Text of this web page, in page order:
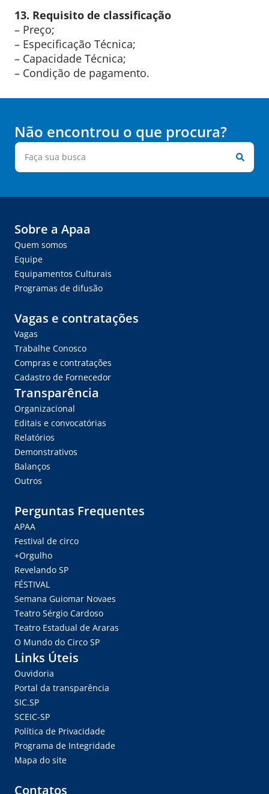
13. Requisito de classificação
– Preço;
– Especificação Técnica;
– Capacidade Técnica;
– Condição de pagamento.
Não encontrou o que procura?
Sobre a Apaa
Quem somos
Equipe
Equipamentos Culturais
Programas de difusão
Vagas e contratações
Vagas
Trabalhe Conosco
Compras e contratações
Cadastro de Fornecedor
Transparência
Organizacional
Editais e convocatórias
Relatórios
Demonstrativos
Balanços
Outros
Perguntas Frequentes
APAA
Festival de circo
+Orgulho
Revelando SP
FÉSTIVAL
Semana Guiomar Novaes
Teatro Sérgio Cardoso
Teatro Estadual de Araras
O Mundo do Circo SP
Links Úteis
Ouvidoria
Portal da transparência
SIC.SP
SCEIC-SP
Política de Privacidade
Programa de Integridade
Mapa do site
Contatos